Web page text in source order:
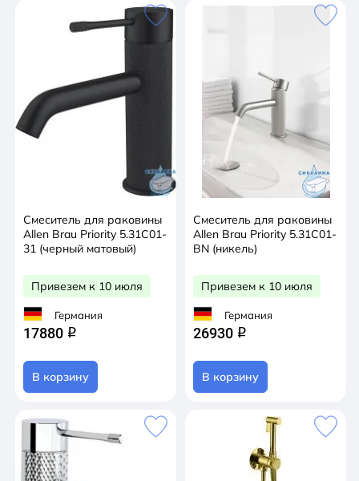
Смеситель для раковины
Allen Brau Priority 5.31С01-
31 (черный матовый)
Привезем к 10 июля
Германия
17880 q
В корзину
Смеситель для раковины
Allen Brau Priority 5.31С01-
BN (никель)
Привезем к 10 июля
Германия
26930 q
В корзину